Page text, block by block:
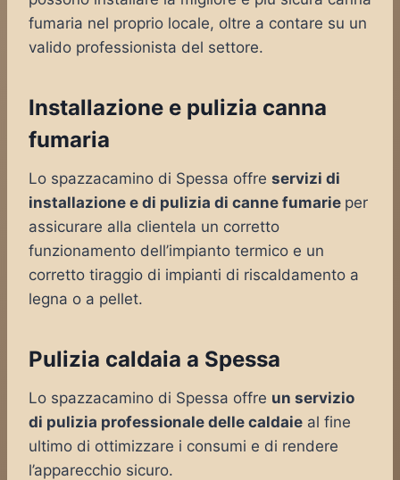
fumaria nel proprio locale, oltre a contare su un
valido professionista del settore.
Installazione e pulizia canna
fumaria
Lo spazzacamino di Spessa offre servizi di
installazione e di pulizia di canne fumarie per
assicurare alla clientela un corretto
funzionamento dell’impianto termico e un
corretto tiraggio di impianti di riscaldamento a
legna o a pellet.
Pulizia caldaia a Spessa
Lo spazzacamino di Spessa offre un servizio
di pulizia professionale delle caldaie al fine
ultimo di ottimizzare i consumi e di rendere
l’apparecchio sicuro.